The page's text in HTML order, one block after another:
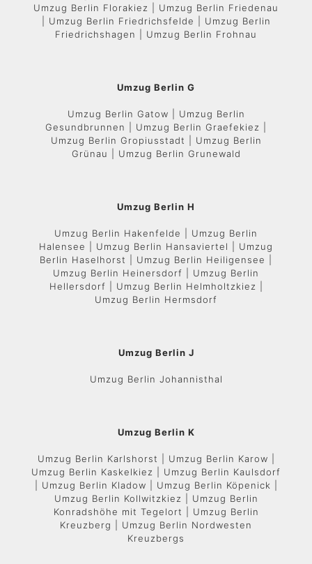
Umzug Berlin Florakiez | Umzug Berlin Friedenau
| Umzug Berlin Friedrichsfelde | Umzug Berlin
Friedrichshagen | Umzug Berlin Frohnau
Umzug Berlin G
Umzug Berlin Gatow | Umzug Berlin
Gesundbrunnen | Umzug Berlin Graefekiez |
Umzug Berlin Gropiusstadt | Umzug Berlin
Grünau | Umzug Berlin Grunewald
Umzug Berlin H
Umzug Berlin Hakenfelde | Umzug Berlin
Halensee | Umzug Berlin Hansaviertel | Umzug
Berlin Haselhorst | Umzug Berlin Heiligensee |
Umzug Berlin Heinersdorf | Umzug Berlin
Hellersdorf | Umzug Berlin Helmholtzkiez |
Umzug Berlin Hermsdorf
Umzug Berlin J
Umzug Berlin Johannisthal
Umzug Berlin K
Umzug Berlin Karlshorst | Umzug Berlin Karow |
Umzug Berlin Kaskelkiez | Umzug Berlin Kaulsdorf
| Umzug Berlin Kladow | Umzug Berlin Köpenick |
Umzug Berlin Kollwitzkiez | Umzug Berlin
Konradshöhe mit Tegelort | Umzug Berlin
Kreuzberg | Umzug Berlin Nordwesten
Kreuzbergs